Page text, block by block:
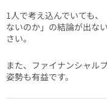
1人で考え込んでいても
ないのか」の結論が出な
さい。
また、ファイナンシャル
姿勢も有益です。